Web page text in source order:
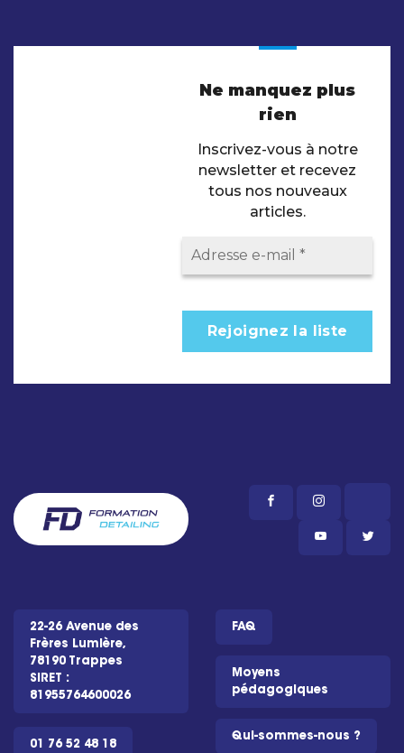
Ne manquez plus
rien
Inscrivez-vous à notre
newsletter et recevez
tous nos nouveaux
articles.
22-26 Avenue des
Frères Lumière,
78190 Trappes
SIRET :
81955764600026
01 76 52 48 18
FAQ
Moyens
pédagogiques
Qui-sommes-nous ?